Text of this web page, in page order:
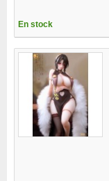
En stock